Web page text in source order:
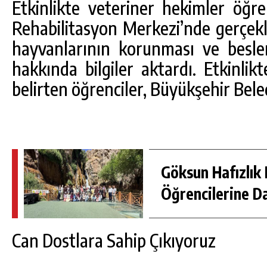
Etkinlikte veteriner hekimler
Rehabilitasyon Merkezi’nde
hayvanlarının korunması ve
hakkında bilgiler aktardı.
belirten öğrenciler, Büyükşehir
Göksun Hafızlık
Öğrencilerine
Can Dostlara Sahip Çıkıyoruz